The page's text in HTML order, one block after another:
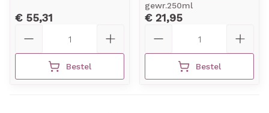
€ 55,31
Bestel
gewr.250ml
€ 21,95
Bestel